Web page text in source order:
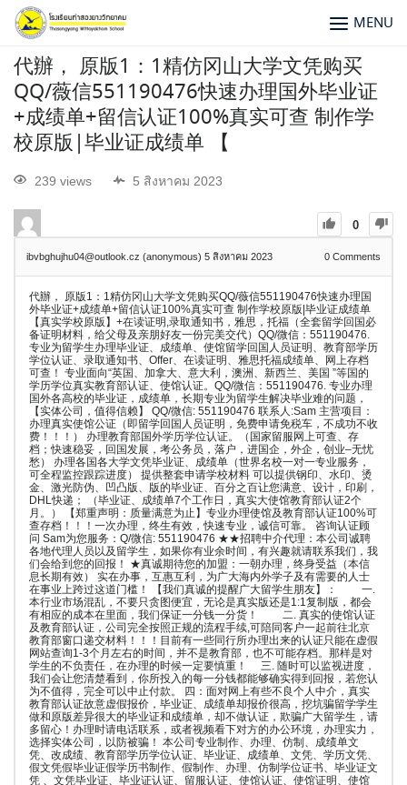
MENU
代辦， 原版1：1精仿冈山大学文凭购买
QQ/薇信551190476快速办理国外毕业证
+成绩单+留信认证100%真实可查 制作学
校原版|毕业证成绩单 【
239 views 5 สิงหาคม 2023
0
ibvbghujhu04@outlook.cz (anonymous) 5 สิงหาคม 2023 0 Comments
代辦， 原版1：1精仿冈山大学文凭购买QQ/薇信551190476快速办理国
外毕业证+成绩单+留信认证100%真实可查 制作学校原版|毕业证成绩单
【真实学校原版】+在读证明,录取通知书，雅思，托福（全套留学回国必
备证明材料，给父母及亲朋好友一份完美交代）QQ/微信：551190476.
专业为留学生办理毕业证、成绩单、使馆留学回国人员证明、教育部学历
学位认证、录取通知书、Offer、在读证明、雅思托福成绩单、网上存档
可查！ 专业面向“英国、加拿大、意大利，澳洲、新西兰、美国 ”等国的
学历学位真实教育部认证、使馆认证。QQ/微信：551190476. 专业办理
国外各高校的毕业证，成绩单，长期专业为留学生解决毕业难的问题，
【实体公司，值得信赖】 QQ/微信: 551190476 联系人:Sam 主营项目：
办理真实使馆公证（即留学回国人员证明，免费申请免税车，不成功不收
费！！！） 办理教育部国外学历学位认证。（国家留服网上可查、存
档；快速稳妥，回国发展，考公务员，落户，进国企，外企，创业–无忧
愁） 办理各国各大学文凭毕业证、成绩单（世界名校一对一专业服务，
可全程监控跟踪进度） 提供整套申请学校材料 可以提供钢印、水印、烫
金、激光防伪、凹凸版、版的毕业证、百分之百让您满意、设计，印刷，
DHL快递； （毕业证、成绩单7个工作日，真实大使馆教育部认证2个
月。） 【郑重声明：质量满意为止】专业办理使馆及教育部认证100%可
查存档！！！一次办理，终生有效，快速专业，诚信可靠。 咨询认证顾
问 Sam为您服务：Q/微信: 551190476 ★★招聘中介代理：本公司诚聘
各地代理人员以及留学生，如果你有业余时间，有兴趣就请联系我们，我
们会给到您的回报！ ★真诚期待您的加盟：一朝办理，终身受益（本信
息长期有效） 实在办事，互惠互利，为广大海内外学子及有需要的人士
在事业上跨过这道门槛！ 【我们真诚的提醒广大留学生朋友】： 一.
本行业市场混乱，不要只贪图便宜，无论是真实版还是1:1复制版，都会
有相应的成本在里面，我们保证一分钱一分货！ 二. 真实的使馆认证
及教育部认证，公司完全按照正规的流程手续,可陪同客户一起前往北京
教育部窗口递交材料！！！目前有一些同行所办理出来的认证只能在虚假
网站查询1-3个月左右的时间，并不是教育部，也不可能存档。那样是对
学生的不负责任，在办理的时候一定要慎重！ 三. 随时可以监视进度，
我们会让您清楚看到，你所投入的每一分钱都能够确实得到回报，若您认
为不值得，完全可以中止付款。 四：面对网上有些不良个人中介，真实
教育部认证故意虚假报价，毕业证、成绩单却报价很高，挖坑骗留学学生
做和原版差异很大的毕业证和成绩单，却不做认证，欺骗广大留学生，请
多留心！办理时请电话联系，或者视频看下对方的办公环境，办理实力，
选择实体公司，以防被骗！ 本公司专业制作、办理、仿制、成绩单文
凭、改成绩、教育部学历学位认证、毕业证、成绩单、文凭、学历文凭、
假文凭假毕业证假学历书制作、假制作、办理、仿制学位证书、毕业证文
凭 、文凭毕业证、毕业证认证、留服认证、使馆认证、使馆证明、使馆